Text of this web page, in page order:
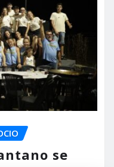
se